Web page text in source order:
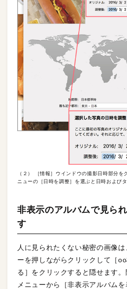
（２） ［情報］ウインドウの撮影日時部分を
ニューの［日時を調整］を選ぶと日時および
非表示のアルバムで見ら
す
人に見られたくない秘密の画像
ーを押しながらクリックして［
る］をクリックすると隠せます。
メニューから［非表示アルバム